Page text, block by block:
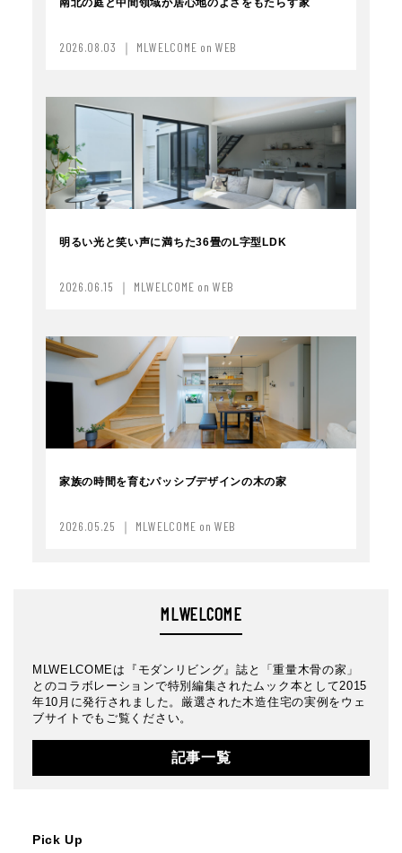
南北の庭と中間領域が居心地のよさをもたらす家
2026.08.03 ｜ MLWELCOME on WEB
明るい光と笑い声に満ちた36畳のL字型LDK
2026.06.15 ｜ MLWELCOME on WEB
家族の時間を育むパッシブデザインの木の家
2026.05.25 ｜ MLWELCOME on WEB
MLWELCOME
MLWELCOMEは『モダンリビング』誌と「重量木骨の家」
とのコラボレーションで特別編集されたムック本として2015
年10月に発行されました。厳選された木造住宅の実例をウェ
ブサイトでもご覧ください。
記事一覧
Pick Up